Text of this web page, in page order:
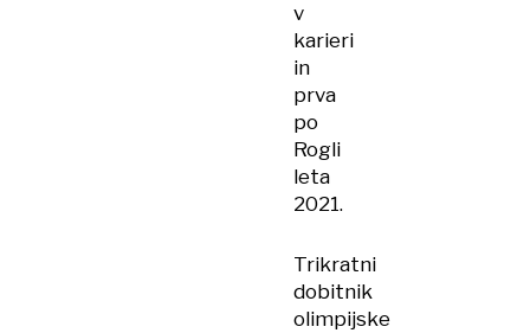
v
karieri
in
prva
po
Rogli
leta
2021.
Trikratni
dobitnik
olimpijske